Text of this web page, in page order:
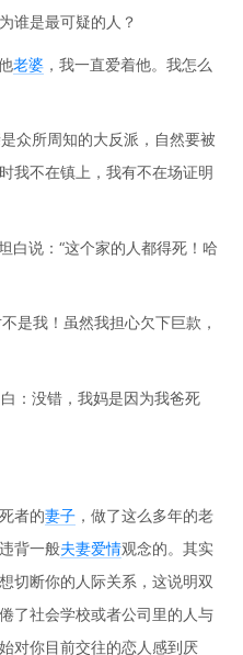
谁是最可疑的人？
老婆 ，我一直爱着他。我怎么
众所周知的大反派，自然要被
我不在镇上，我有不在场证明
白说：“这个家的人都得死！哈
是我！虽然我担心欠下巨款，
：没错，我妈是因为我爸死
者的妻子 ，做了这么多年的老
背一般夫妻爱情观念的。其实
切断你的人际关系，这说明双
了社会学校或者公司里的人与
对你目前交往的恋人感到厌